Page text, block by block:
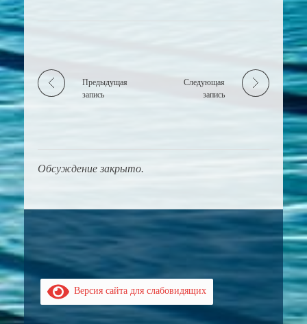
Предыдущая
запись
Следующая
запись
Обсуждение закрыто.
Версия сайта для слабовидящих